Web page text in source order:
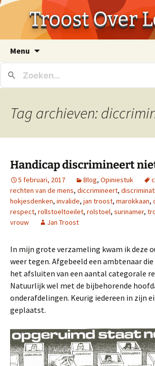
Troost Over
Menu
inhoud
Tag archieven:
Handicap discrimineert
5 februari, 2017 Blog, Opiniestuk
rechten van de mens, diccrimineert,
hokjesdenken, invalide, jan troost, marokkaan,
respect, rollstoeltoeilet, rolstoel, surinamer,
vrouw
Jan Troost
In mijn grote verzameling kwam ik deze
weer tegen. Afgebeeld een ambtenaar
het afsluiten van een aantal categorale
Natuurlijk wel met de bijbehorende
onderafdelingen. Keurig iedereen in zijn
geplaatst.